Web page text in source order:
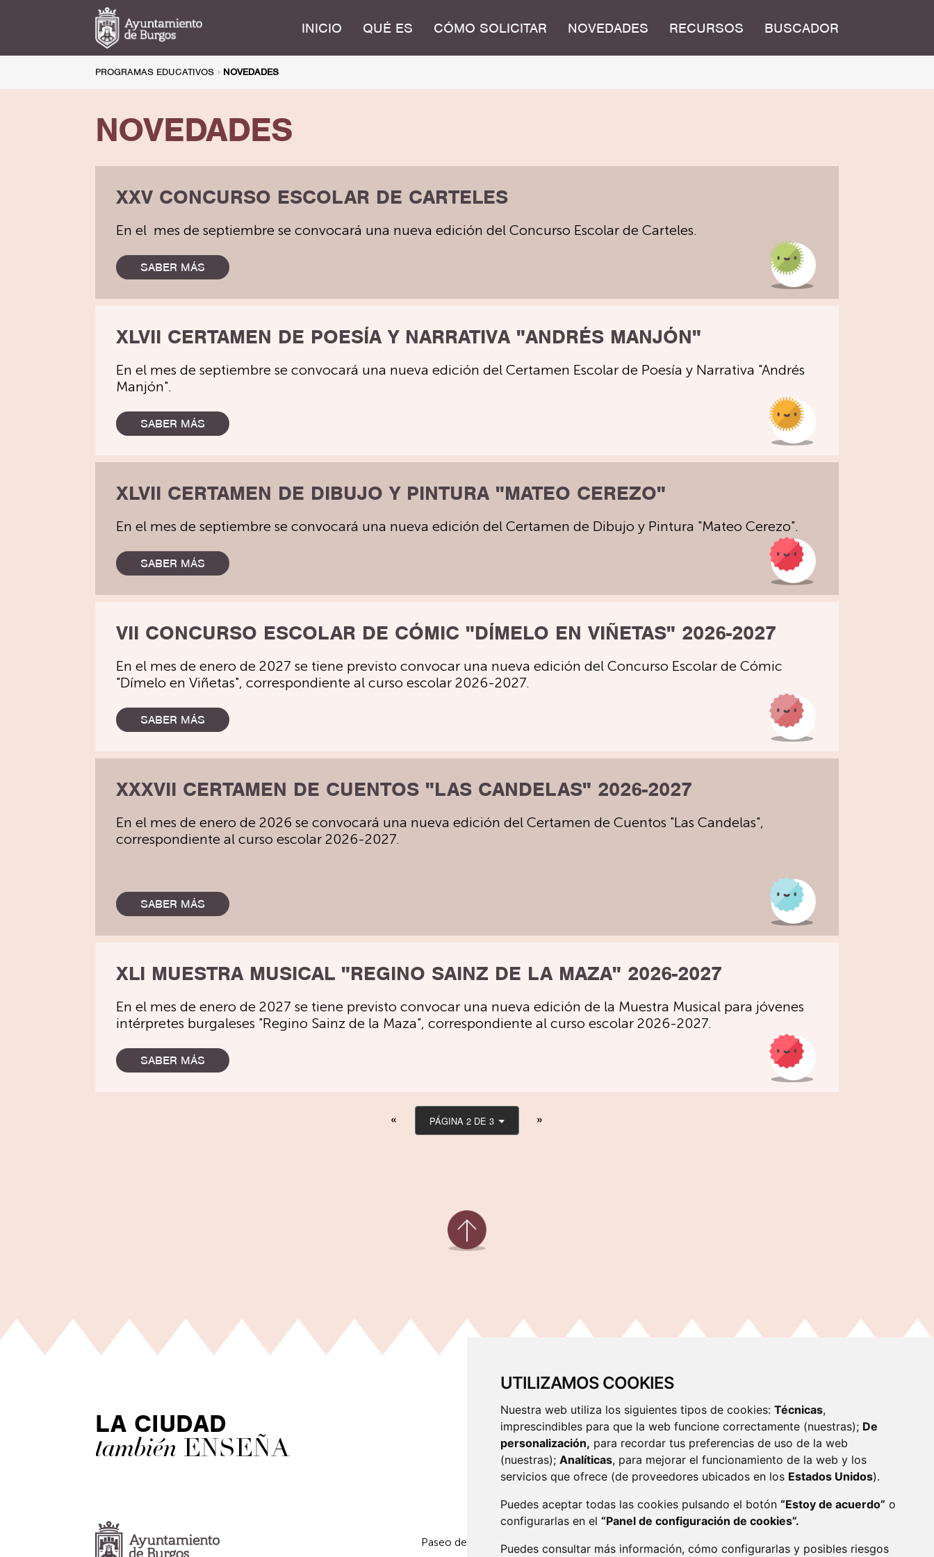
UTILIZAMOS COOKIES
Nuestra web utiliza los siguientes tipos de cookies: Técnicas,
imprescindibles para que la web funcione correctamente (nuestras); De
personalización, para recordar tus preferencias de uso de la web
(nuestras); Analíticas, para mejorar el funcionamiento de la web y los
servicios que ofrece (de proveedores ubicados en los Estados Unidos).
Puedes aceptar todas las cookies pulsando el botón “Estoy de acuerdo” o
configurarlas en el “Panel de configuración de cookies”.
Puedes consultar más información, cómo configurarlas y posibles riesgos
INICIO QUÉ ES CÓMO SOLICITAR NOVEDADES RECURSOS BUSCADOR
PROGRAMAS EDUCATIVOS NOVEDADES
NOVEDADES
XXV CONCURSO ESCOLAR DE CARTELES
En el mes de septiembre se convocará una nueva edición del Concurso Escolar de Carteles.
SABER MÁS
XLVII CERTAMEN DE POESÍA Y NARRATIVA "ANDRÉS MANJÓN"
En el mes de septiembre se convocará una nueva edición del Certamen Escolar de Poesía y Narrativa "Andrés
Manjón".
SABER MÁS
XLVII CERTAMEN DE DIBUJO Y PINTURA "MATEO CEREZO"
En el mes de septiembre se convocará una nueva edición del Certamen de Dibujo y Pintura "Mateo Cerezo".
SABER MÁS
VII CONCURSO ESCOLAR DE CÓMIC "DÍMELO EN VIÑETAS" 2026-2027
En el mes de enero de 2027 se tiene previsto convocar una nueva edición del Concurso Escolar de Cómic
"Dímelo en Viñetas", correspondiente al curso escolar 2026-2027.
SABER MÁS
XXXVII CERTAMEN DE CUENTOS "LAS CANDELAS" 2026-2027
En el mes de enero de 2026 se convocará una nueva edición del Certamen de Cuentos "Las Candelas",
correspondiente al curso escolar 2026-2027.
SABER MÁS
XLI MUESTRA MUSICAL "REGINO SAINZ DE LA MAZA" 2026-2027
En el mes de enero de 2027 se tiene previsto convocar una nueva edición de la Muestra Musical para jóvenes
intérpretes burgaleses "Regino Sainz de la Maza", correspondiente al curso escolar 2026-2027.
SABER MÁS
PÁGINA 2 DE 3
LA CIUDAD
también ENSEÑA
GERENCIA MUNICIPAL DE CULTURA Y TURISMO
ÁREA DE EDUCACIÓN
Paseo del Espolón s/n Burgos / Tel 947 288 899 / educadores@aytoburgos.es